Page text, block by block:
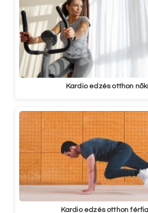
Kardio edzés otthon
Kardio edzés otthon